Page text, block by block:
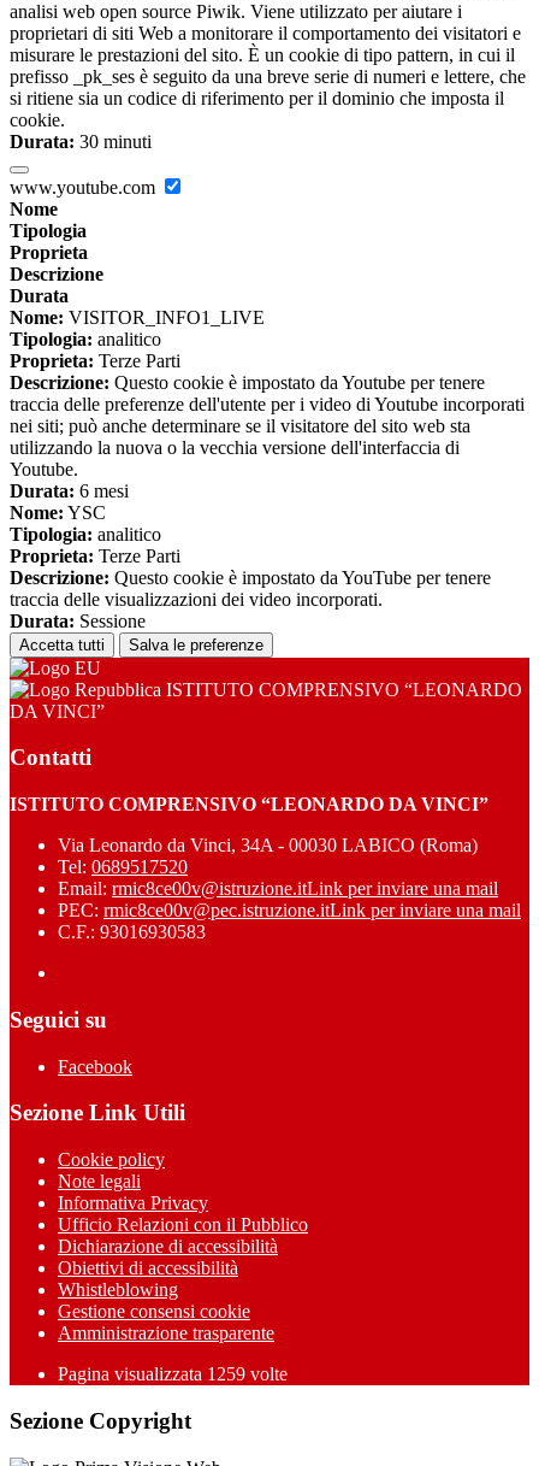
analisi web open source Piwik. Viene utilizzato per aiutare i
proprietari di siti Web a monitorare il comportamento dei visitatori e
misurare le prestazioni del sito. È un cookie di tipo pattern, in cui il
prefisso _pk_ses è seguito da una breve serie di numeri e lettere, che
si ritiene sia un codice di riferimento per il dominio che imposta il
cookie.
Durata: 30 minuti
www.youtube.com
Nome
Tipologia
Proprieta
Descrizione
Durata
Nome: VISITOR_INFO1_LIVE
Tipologia: analitico
Proprieta: Terze Parti
Descrizione: Questo cookie è impostato da Youtube per tenere
traccia delle preferenze dell'utente per i video di Youtube incorporati
nei siti; può anche determinare se il visitatore del sito web sta
utilizzando la nuova o la vecchia versione dell'interfaccia di
Youtube.
Durata: 6 mesi
Nome: YSC
Tipologia: analitico
Proprieta: Terze Parti
Descrizione: Questo cookie è impostato da YouTube per tenere
traccia delle visualizzazioni dei video incorporati.
Durata: Sessione
Accetta tutti Salva le preferenze
ISTITUTO COMPRENSIVO “LEONARDO
DA VINCI”
Contatti
ISTITUTO COMPRENSIVO “LEONARDO DA VINCI”
Via Leonardo da Vinci, 34A - 00030 LABICO (Roma)
Tel: 0689517520
Email: rmic8ce00v@istruzione.itLink per inviare una mail
PEC: rmic8ce00v@pec.istruzione.itLink per inviare una mail
C.F.: 93016930583
Seguici su
Facebook
Sezione Link Utili
Cookie policy
Note legali
Informativa Privacy
Ufficio Relazioni con il Pubblico
Dichiarazione di accessibilità
Obiettivi di accessibilità
Whistleblowing
Gestione consensi cookie
Amministrazione trasparente
Pagina visualizzata 1259 volte
Sezione Copyright